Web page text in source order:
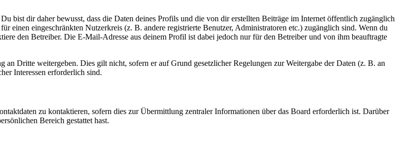
bist dir daher bewusst, dass die Daten deines Profils und die von dir erstellten Beiträge im Internet öffentlich zugänglich
einen eingeschränkten Nutzerkreis (z. B. andere registrierte Benutzer, Administratoren etc.) zugänglich sind. Wenn du
den Betreiber. Die E-Mail-Adresse aus deinem Profil ist dabei jedoch nur für den Betreiber und von ihm beauftragte
Dritte weitergeben. Dies gilt nicht, sofern er auf Grund gesetzlicher Regelungen zur Weitergabe der Daten (z. B. an
Interessen erforderlich sind.
zu kontaktieren, sofern dies zur Übermittlung zentraler Informationen über das Board erforderlich ist. Darüber
Bereich gestattet hast.